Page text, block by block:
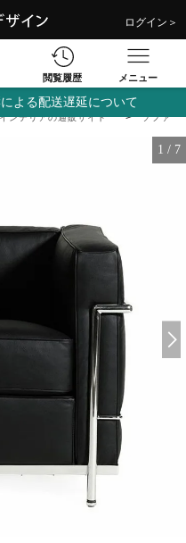
ログイン＞
閲覧履歴 メニュー
よる配送遅延について
ンテリアの通販サイト ソファ
1 / 7